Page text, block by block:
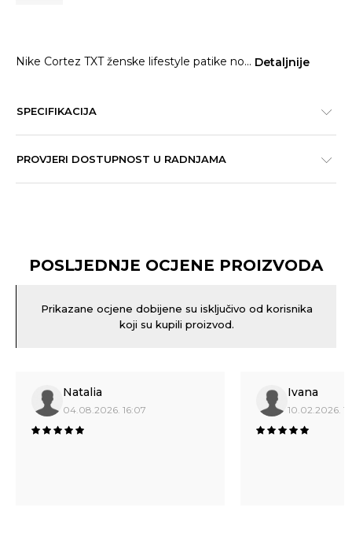
Nike Cortez TXT ženske lifestyle patike no... Detaljnije
SPECIFIKACIJA
PROVJERI DOSTUPNOST U RADNJAMA
POSLJEDNJE OCJENE PROIZVODA
Prikazane ocjene dobijene su isključivo od korisnika
koji su kupili proizvod.
Natalia
04.08.2026. 16:07
Ivana
10.02.2026.